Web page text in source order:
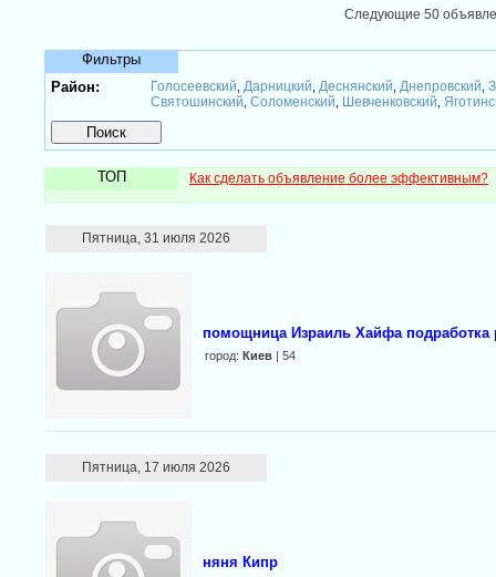
Следующие 50
Фильтры
Район:
Голосеевский Дарницкий Деснянский Днепровский
Святошинский Соломенский Шевченковский
ТОП Как сделать объявление более эффективным?
Пятница, 31 июля 2026
помощница Израиль Хайфа подработка
город: Киев| 54
Пятница, 17 июля 2026
няня Кипр